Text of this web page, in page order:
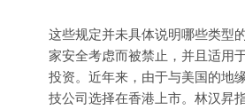
这些规定并未具体说明哪些类型
家安全考虑而被禁止，并且适用
投资。近年来，由于与美国的地
技公司选择在香港上市。林汉昇